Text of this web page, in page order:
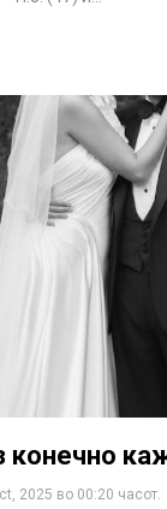
конечно
2025 во 00:20 часот.